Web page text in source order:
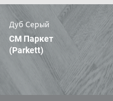
Дуб Серый
CM Паркет
(Parkett)